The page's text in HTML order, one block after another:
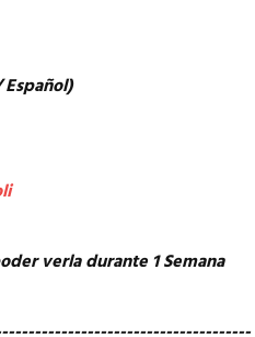
verla durante 1 Semana